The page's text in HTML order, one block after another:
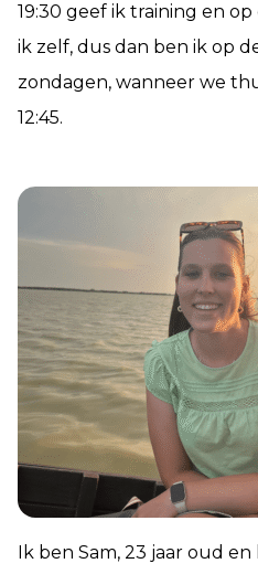
19:30 geef ik training en
ik zelf, dus dan ben ik op
zondagen, wanneer we
12:45.
Ik ben Sam, 23 jaar oud